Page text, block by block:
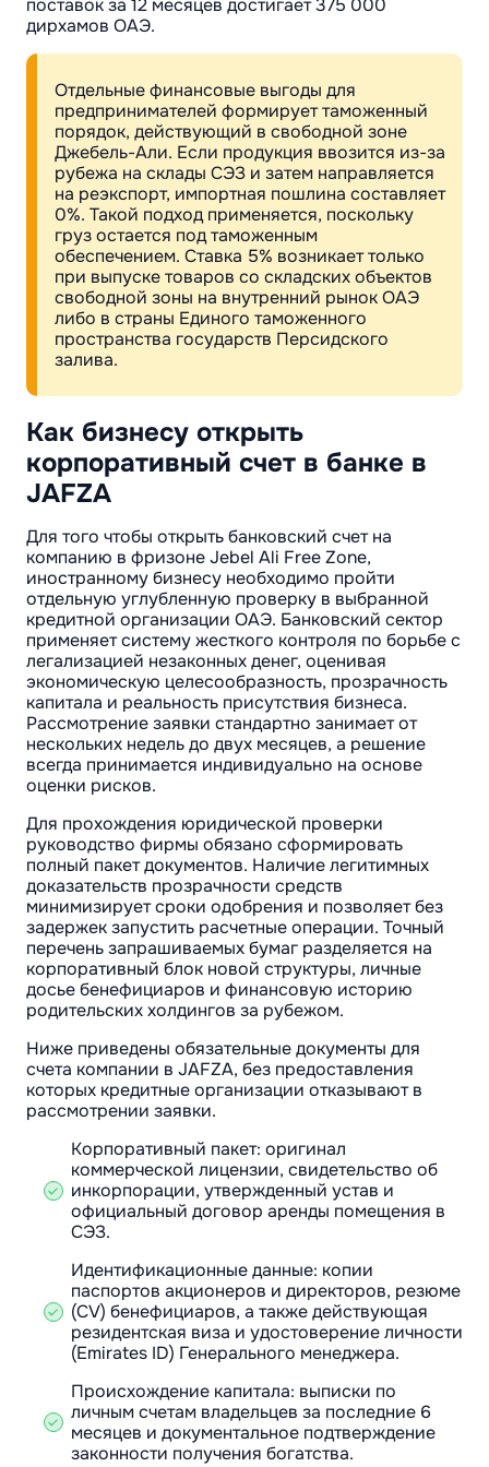
поставок за 12 месяцев достигает 375 000
дирхамов ОАЭ.
Отдельные финансовые выгоды для
предпринимателей формирует таможенный
порядок, действующий в свободной зоне
Джебель-Али. Если продукция ввозится из-за
рубежа на склады СЭЗ и затем направляется
на реэкспорт, импортная пошлина составляет
0%. Такой подход применяется, поскольку
груз остается под таможенным
обеспечением. Ставка 5% возникает только
при выпуске товаров со складских объектов
свободной зоны на внутренний рынок ОАЭ
либо в страны Единого таможенного
пространства государств Персидского
залива.
Как бизнесу открыть
корпоративный счет в банке в
JAFZA
Для того чтобы открыть банковский счет на
компанию в фризоне Jebel Ali Free Zone,
иностранному бизнесу необходимо пройти
отдельную углубленную проверку в выбранной
кредитной организации ОАЭ. Банковский сектор
применяет систему жесткого контроля по борьбе с
легализацией незаконных денег, оценивая
экономическую целесообразность, прозрачность
капитала и реальность присутствия бизнеса.
Рассмотрение заявки стандартно занимает от
нескольких недель до двух месяцев, а решение
всегда принимается индивидуально на основе
оценки рисков.
Для прохождения юридической проверки
руководство фирмы обязано сформировать
полный пакет документов. Наличие легитимных
доказательств прозрачности средств
минимизирует сроки одобрения и позволяет без
задержек запустить расчетные операции. Точный
перечень запрашиваемых бумаг разделяется на
корпоративный блок новой структуры, личные
досье бенефициаров и финансовую историю
родительских холдингов за рубежом.
Ниже приведены обязательные документы для
счета компании в JAFZA, без предоставления
которых кредитные организации отказывают в
рассмотрении заявки.
Корпоративный пакет: оригинал
коммерческой лицензии, свидетельство об
инкорпорации, утвержденный устав и
официальный договор аренды помещения в
СЭЗ.
Идентификационные данные: копии
паспортов акционеров и директоров, резюме
(CV) бенефициаров, а также действующая
резидентская виза и удостоверение личности
(Emirates ID) Генерального менеджера.
Происхождение капитала: выписки по
личным счетам владельцев за последние 6
месяцев и документальное подтверждение
законности получения богатства.